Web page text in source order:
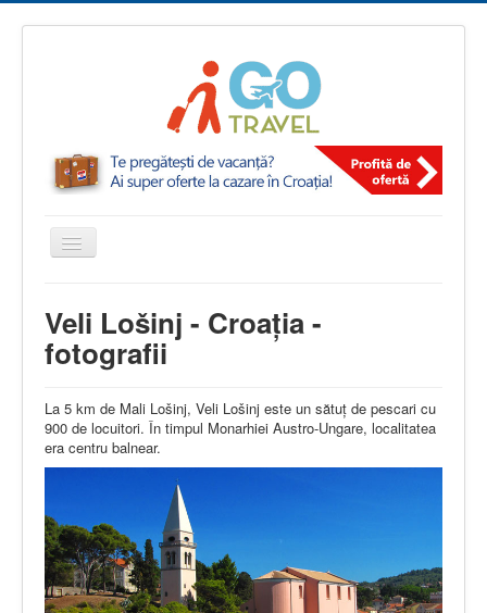
Comută
Veli Lošinj - Croația - fotografii
Veli Lošinj - Croația -
fotografii
La 5 km de Mali Lošinj, Veli Lošinj este un sătuţ de pescari cu
900 de locuitori. În timpul Monarhiei Austro-Ungare, localitatea
era centru balnear.